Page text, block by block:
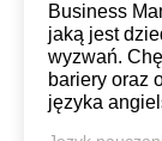
Business
jaką jest
wyzwań.
bariery oraz
języka